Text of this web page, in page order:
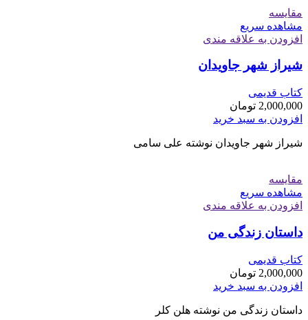
مقایسه
مشاهده سریع
افزودن به علاقه مندی
شیراز شهر جاویدان
کتاب قدیمی
2,000,000 تومان
افزودن به سبد خرید
شیراز شهر جاویدان نوشته علی سامی
مقایسه
مشاهده سریع
افزودن به علاقه مندی
داستان زندگی من
کتاب قدیمی
2,000,000 تومان
افزودن به سبد خرید
داستان زندگی من نوشته هلن کلر